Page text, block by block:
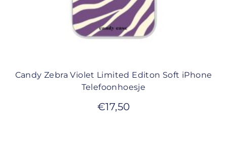
Candy Zebra Violet Limited Editon Soft iPhone
Telefoonhoesje
€17,50